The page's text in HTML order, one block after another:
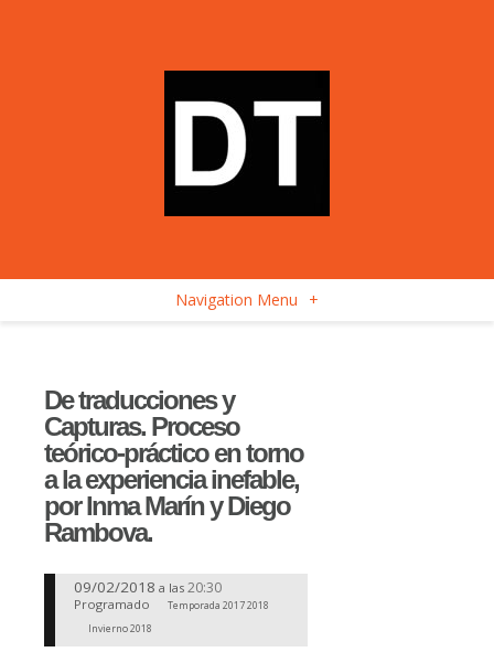
Navigation Menu +
De traducciones y
Capturas. Proceso
teórico-práctico en torno
a la experiencia inefable,
por Inma Marín y Diego
Rambova.
09/02/2018 a las 20:30
Programado
Temporada 2017 2018
Invierno 2018